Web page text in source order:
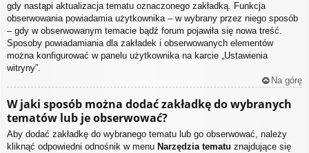
gdy nastąpi aktualizacja tematu oznaczonego zakładką. Funkcja
obserwowania powiadamia użytkownika – w wybrany przez niego sposób
– gdy w obserwowanym temacie bądź forum pojawiła się nowa treść.
Sposoby powiadamiania dla zakładek i obserwowanych elementów
można konfigurować w panelu użytkownika na karcie „Ustawienia
witryny”.
Na górę
W jaki sposób można dodać zakładkę do wybranych
tematów lub je obserwować?
Aby dodać zakładkę do wybranego tematu lub go obserwować, należy
kliknąć odpowiedni odnośnik w menu Narzędzia tematu znajdujące się